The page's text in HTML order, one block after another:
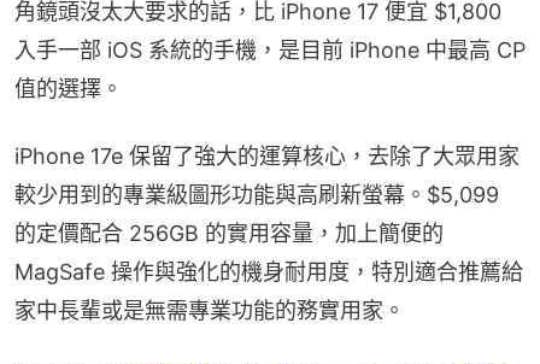
角鏡頭沒太大要求的話，比 iPhone 17 便宜 $1,800
入手一部 iOS 系統的手機，是目前 iPhone 中最高 CP
值的選擇。
iPhone 17e 保留了強大的運算核心，去除了大眾用家
較少用到的專業級圖形功能與高刷新螢幕。$5,099
的定價配合 256GB 的實用容量，加上簡便的
MagSafe 操作與強化的機身耐用度，特別適合推薦給
家中長輩或是無需專業功能的務實用家。